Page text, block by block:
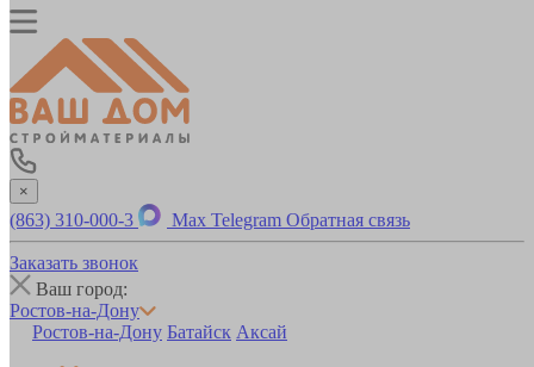
×
(863) 310-000-3 Max Telegram Обратная связь
Заказать звонок
Ваш город:
Ростов-на-Дону
Ростов-на-Дону Батайск Аксай